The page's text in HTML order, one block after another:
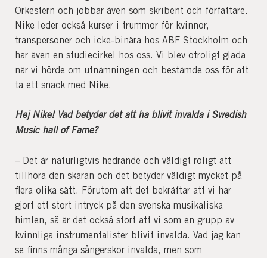
Orkestern och jobbar även som skribent och författare.
Nike leder också kurser i trummor för kvinnor,
transpersoner och icke-binära hos ABF Stockholm och
har även en studiecirkel hos oss. Vi blev otroligt glada
när vi hörde om utnämningen och bestämde oss för att
ta ett snack med Nike.
Hej Nike! Vad betyder det att ha blivit invalda i Swedish
Music hall of Fame?
– Det är naturligtvis hedrande och väldigt roligt att
tillhöra den skaran och det betyder väldigt mycket på
flera olika sätt. Förutom att det bekräftar att vi har
gjort ett stort intryck på den svenska musikaliska
himlen, så är det också stort att vi som en grupp av
kvinnliga instrumentalister blivit invalda. Vad jag kan
se finns många sångerskor invalda, men som